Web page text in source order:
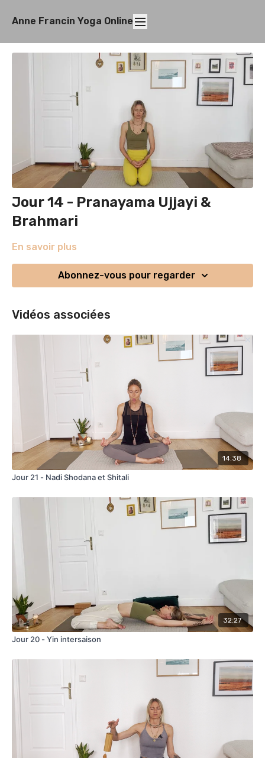
Anne Francin Yoga Online
Jour 14 - Pranayama Ujjayi &
Brahmari
En savoir plus
Abonnez-vous pour regarder
Vidéos associées
14:38
Jour 21 - Nadi Shodana et Shitali
32:27
Jour 20 - Yin intersaison